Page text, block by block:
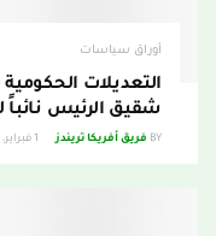
أوراق سياسات
التعديلات
شقيق الرئيس نائباً
BY فريق أفريكا تريندز